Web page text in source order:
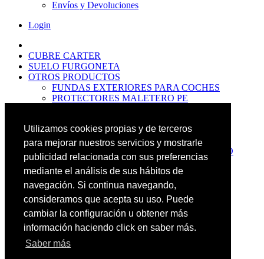
Utilizamos cookies propias y de terceros
para mejorar nuestros servicios y mostrarle
publicidad relacionada con sus preferencias
mediante el análisis de sus hábitos de
navegación. Si continua navegando,
consideramos que acepta su uso. Puede
cambiar la configuración u obtener más
información haciendo click en saber más.
Saber más
Envíos y Devoluciones
Login
CUBRE CARTER
SUELO FURGONETA
OTROS PRODUCTOS
FUNDAS EXTERIORES PARA COCHES
PROTECTORES MALETERO PE
PREMIUM
PROTECTORES MALETERO PE
PROTECTORES DE MALETERO CAUCHO
BASIC
ALFOMBRILLAS GOMA PREMIUM
ALFOMBRILLAS GOMA BASIC
OFERTAS
NOVEDADES
CONTACTO